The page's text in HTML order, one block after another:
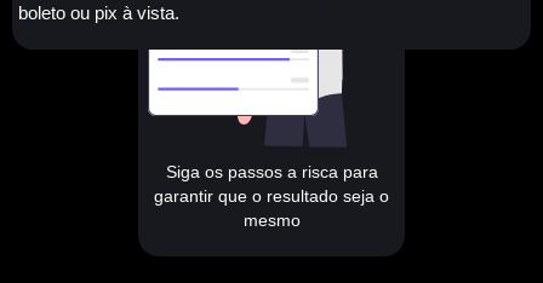
Siga os passos a risca para
garantir que o resultado seja o
mesmo
boleto ou pix à vista.